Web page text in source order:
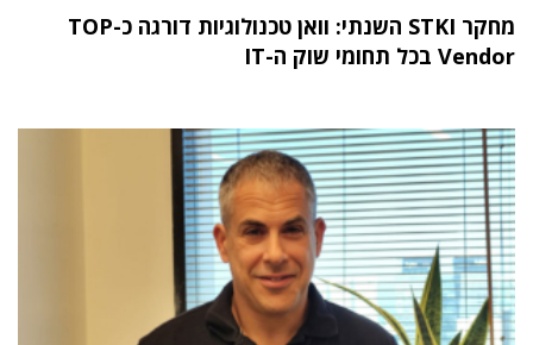
מחקר STKI השנתי: וואן טכנולוגיות דורגה כ-TOP
Vendor בכל תחומי שוק ה-IT